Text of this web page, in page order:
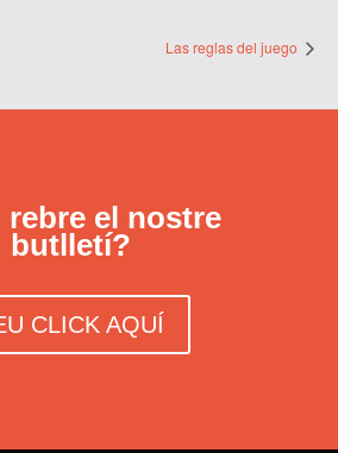
Las reglas del juego
rebre el nostre
butlletí?
CLICK AQUÍ